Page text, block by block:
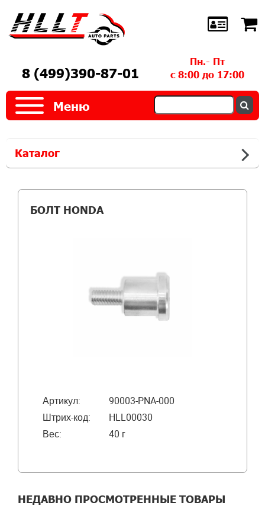
8 (499)390-87-01
Пн.- Пт
с 8:00 до 17:00
Меню
Каталог
БОЛТ HONDA
Артикул:
90003-PNA-000
Штрих-код:
HLL00030
Вес:
40 г
НЕДАВНО ПРОСМОТРЕННЫЕ ТОВАРЫ